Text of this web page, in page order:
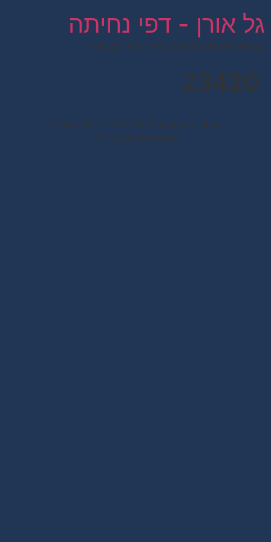
גל אורן - דפי נחיתה
קבוצת הפרסום גל אורן לרנר – דפי לקוחות
23420
קבוצת הפרסום גל אורן לרנר – דפי לקוחות
All rights reserved